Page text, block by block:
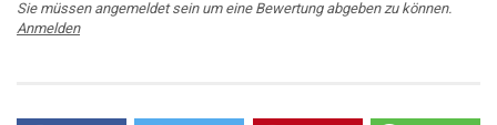
Sie müssen angemeldet sein um eine Bewertung abgeben zu können.
Anmelden